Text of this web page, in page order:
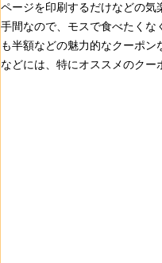
ページを印刷するだけなどの気
手間なので、モスで食べたくな
も半額などの魅力的なクーポ
などには、特にオススメのクー